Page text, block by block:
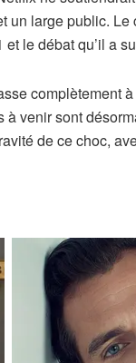
large public.
le débat qu’il a
complètement
venir sont
de ce choc,